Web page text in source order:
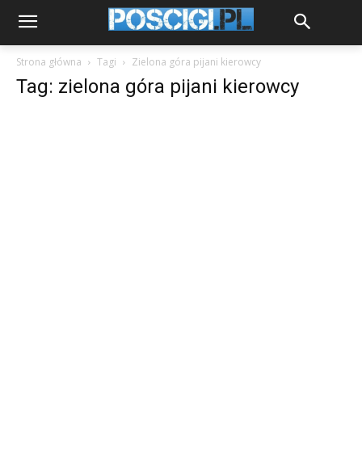
Strona główna Tagi Zielona góra pijani kierowcy
Tag: zielona góra pijani kierowcy